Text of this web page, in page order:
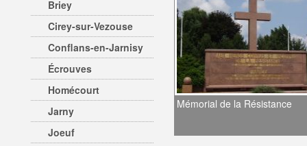
Briey
Cirey-sur-Vezouse
Conflans-en-Jarnisy
Écrouves
Homécourt
Jarny
Joeuf
Mémorial de la Résistance